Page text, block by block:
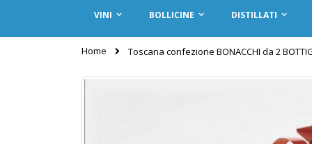
VINI BOLLICINE DISTILLATI
Home Toscana confezione BONACCHI da 2
Vai